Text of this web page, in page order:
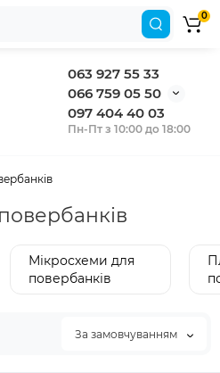
063 927 55 33
066 759 05 50
097 404 40 03
Пн-Пт з 10:00 до 18:00
0
Мікросхеми для
повербанків
За замовчуванням